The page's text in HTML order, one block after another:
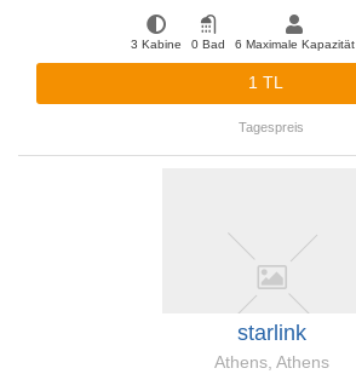
3 Kabine 0 Bad 6 Maximale Kapazität
1 TL
Tagespreis
starlink
Athens, Athens